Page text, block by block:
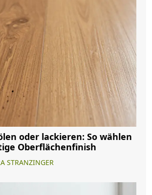
oder lackieren: So wählen
Oberflächenfinish
STRANZINGER